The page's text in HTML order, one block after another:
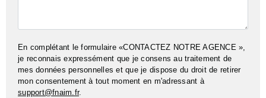
En complétant le formulaire «CONTACTEZ NOTRE AGENCE »,
je reconnais expressément que je consens au traitement de
mes données personnelles et que je dispose du droit de retirer
mon consentement à tout moment en m'adressant à
support@fnaim.fr.